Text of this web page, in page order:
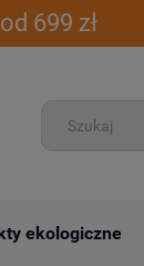
699 zł
ekologiczne